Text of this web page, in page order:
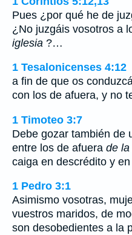
Pues ¿por qué he de
¿No juzgáis vosotros a
iglesia ?…
1 Tesalonicenses 4:12
a fin de que os
con los de afuera, y no
1 Timoteo 3:7
Debe gozar también de
entre los de afuera de la
caiga en descrédito y
1 Pedro 3:1
Asimismo vosotras,
vuestros maridos, de
son desobedientes a la